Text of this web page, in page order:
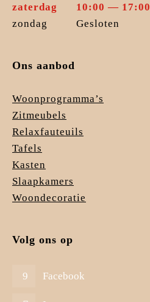
zaterdag
10:00 — 17:00
zondag
Gesloten
Ons aanbod
Woonprogramma’s
Zitmeubels
Relaxfauteuils
Tafels
Kasten
Slaapkamers
Woondecoratie
Volg ons op
Facebook